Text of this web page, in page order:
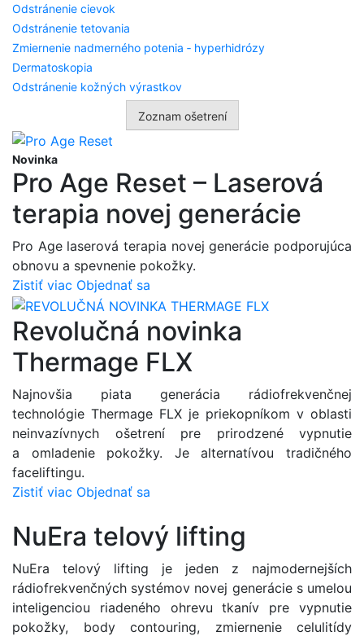
Odstránenie cievok
Odstránenie tetovania
Zmiernenie nadmerného potenia ‑ hyperhidrózy
Dermatoskopia
Odstránenie kožných výrastkov
Zoznam ošetrení
Novinka
Pro Age Reset – Laserová
terapia novej generácie
Pro Age laserová terapia novej generácie podporujúca
obnovu a spevnenie pokožky.
Zistiť viac Objednať sa
Revolučná novinka
Thermage FLX
Najnovšia piata generácia rádiofrekvenčnej
technológie Thermage FLX je priekopníkom v oblasti
neinvazívnych ošetrení pre prirodzené vypnutie
a omladenie pokožky. Je alternatívou tradičného
faceliftingu.
Zistiť viac Objednať sa
NuEra telový lifting
NuEra telový lifting je jeden z najmodernejších
rádiofrekvenčných systémov novej generácie s umelou
inteligenciou riadeného ohrevu tkanív pre vypnutie
pokožky, body contouring, zmiernenie celulitídy